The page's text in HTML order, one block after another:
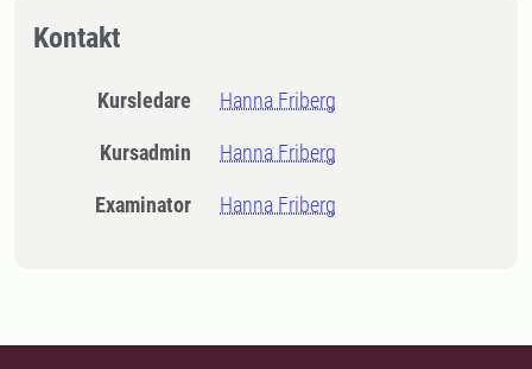
Kontakt
Kursledare Hanna Friberg
Kursadmin Hanna Friberg
Examinator Hanna Friberg